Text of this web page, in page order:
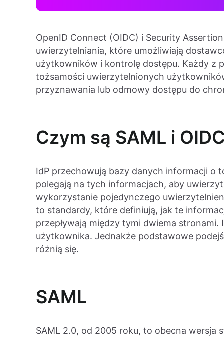
OpenID Connect (OIDC) i Security
uwierzytelniania, które umożliwiają
użytkowników i kontrolę dostępu. Każdy z
tożsamości uwierzytelnionych
przyznawania lub odmowy dostępu do
Czym są SAML i
IdP przechowują bazy danych informacji o
polegają na tych informacjach, aby
wykorzystanie pojedynczego
to standardy, które definiują, jak te
przepływają między tymi dwiema
użytkownika. Jednakże podstawowe
różnią się.
SAML
SAML 2.0, od 2005 roku, to obecna